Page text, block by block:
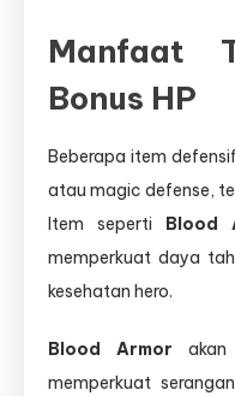
Manfaat
Bonus HP
Beberapa item
atau magic defense,
Item seperti Blood
memperkuat daya
kesehatan hero.
Blood Armor akan
memperkuat